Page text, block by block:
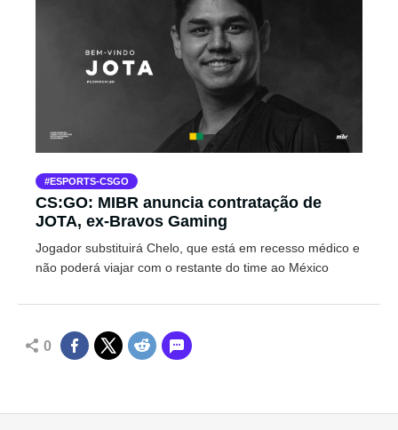
ESPORTS-CSGO
CS:GO: MIBR anuncia contratação de
JOTA, ex-Bravos Gaming
Jogador substituirá Chelo, que está em recesso médico e
não poderá viajar com o restante do time ao México
0